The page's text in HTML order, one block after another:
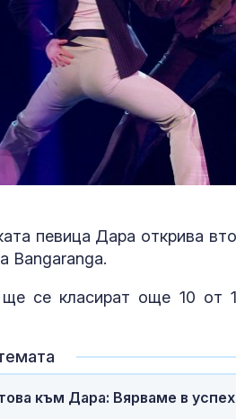
певица Дара открива
Bangaranga.
се класират още 10 от
към Дара: Вярваме в